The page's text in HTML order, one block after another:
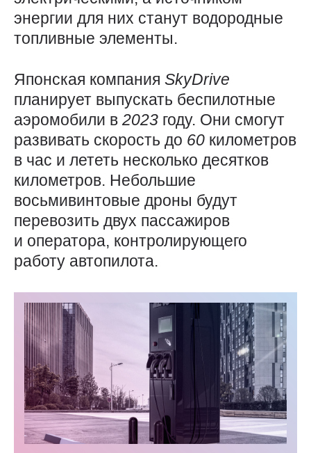
энергии для них станут водородные
топливные элементы.
Японская компания SkyDrive
планирует выпускать беспилотные
аэромобили в 2023 году. Они смогут
развивать скорость до 60 километров
в час и лететь несколько десятков
километров. Небольшие
восьмивинтовые дроны будут
перевозить двух пассажиров
и оператора, контролирующего
работу автопилота.